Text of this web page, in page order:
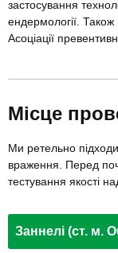
застосування
ендермології.
Асоціації
Місце
Ми ретельно
враження. Перед
тестування якості
Заннелі (ст. м.